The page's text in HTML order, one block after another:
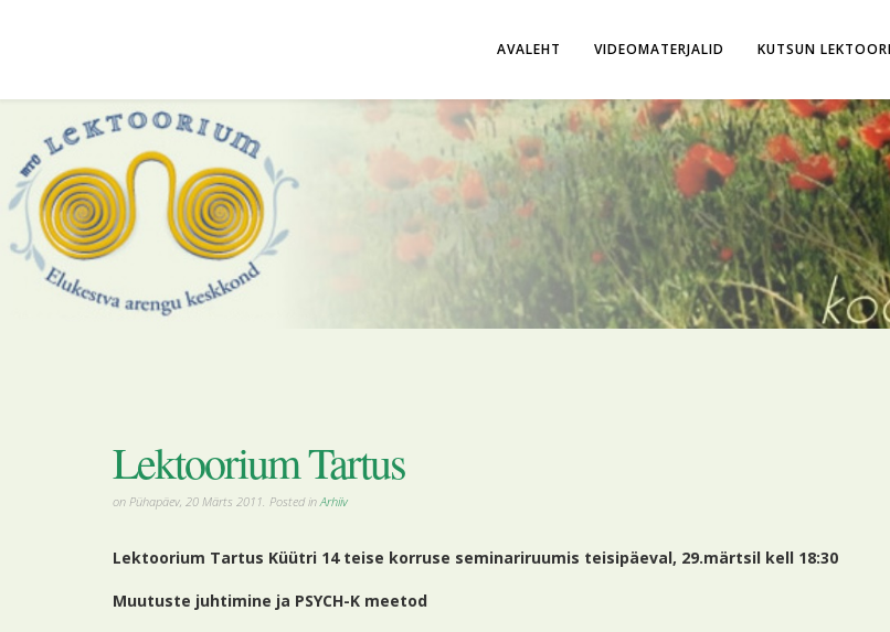
AVALEHT VIDEOMATERJALID KUTSUN
Lektoorium Tartus
on Pühapäev, 20 Märts 2011. Posted inArhiiv
Lektoorium Tartus Küütri 14 teise korruse seminariruumis teisipäeval, 29.märtsil kell 18:30
Muutuste juhtimine ja PSYCH-K meetod